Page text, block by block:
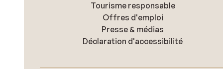
Tourisme responsable
Offres d'emploi
Presse & médias
Déclaration d'accessibilité